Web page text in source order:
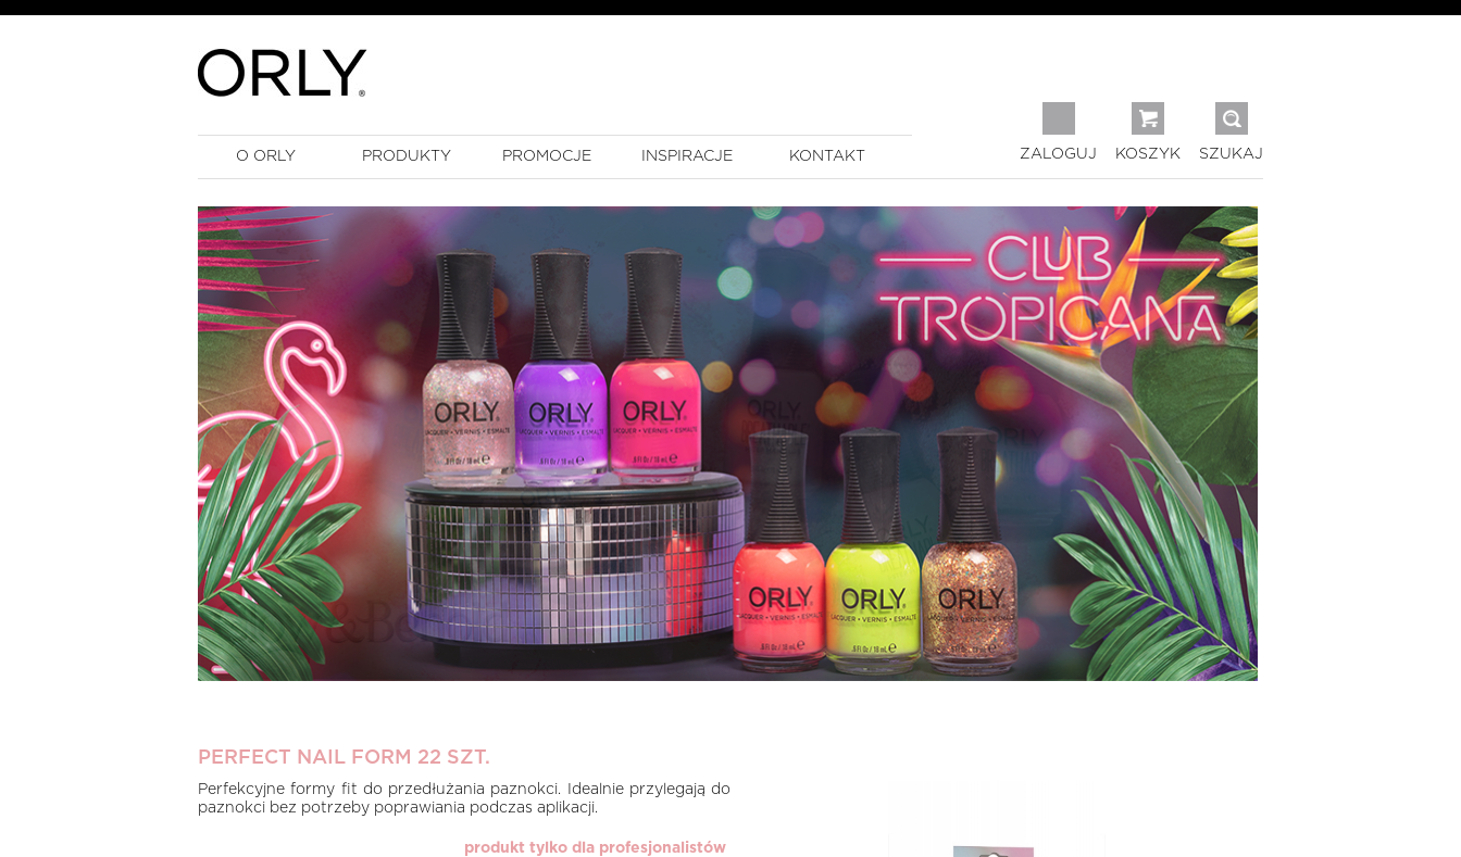
O ORLY PRODUKTY PROMOCJE INSPIRACJE KONTAKT ZALOGUJ KOSZYK SZUKAJ
PERFECT NAIL FORM 22 SZT.
Perfekcyjne formy fit do przedłużania paznokci. Idealnie przylegają do
paznokci bez potrzeby poprawiania podczas aplikacji.
produkt tylko dla profesjonalistów